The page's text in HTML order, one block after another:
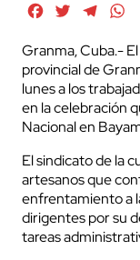
FacebookTwitter
Granma, Cuba.-
provincial de
lunes a los
en la celebración
Nacional en
El sindicato de la
artesanos que
enfrentamiento a
dirigentes por su
tareas